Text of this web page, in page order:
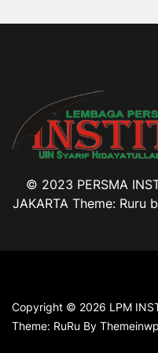
© 2023 PERSMA
JAKARTA Theme: Ruru
Copyright © 2026 LPM
Theme: RuRu By